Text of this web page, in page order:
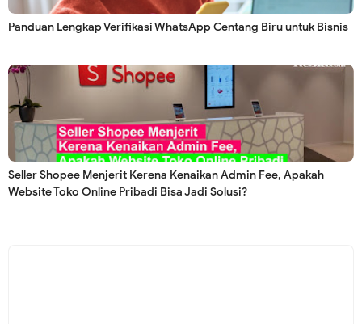
Panduan Lengkap Verifikasi WhatsApp Centang Biru untuk Bisnis
Seller Shopee Menjerit Kerena Kenaikan Admin Fee, Apakah
Website Toko Online Pribadi Bisa Jadi Solusi?